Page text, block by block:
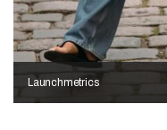
Launchmetrics